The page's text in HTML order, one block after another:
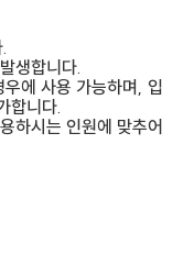
생합니다.
에 사용 가능하며, 입
합니다.
하시는 인원에 맞추어